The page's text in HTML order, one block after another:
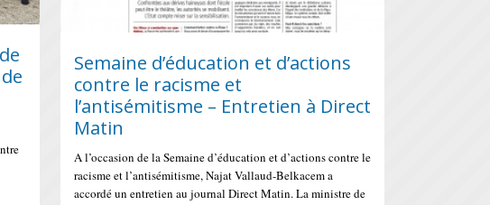
Semaine d’éducation et d’actions
contre le racisme et
l’antisémitisme – Entretien à Direct
Matin
A l’occasion de la Semaine d’éducation et d’actions contre le
racisme et l’antisémitisme, Najat Vallaud-Belkacem a
accordé un entretien au journal Direct Matin. La ministre de